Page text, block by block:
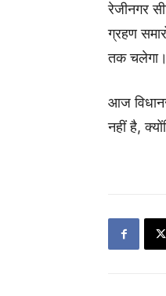
रेजीनगर
ग्रहण
तक चलेगा।
आज
नहीं है,